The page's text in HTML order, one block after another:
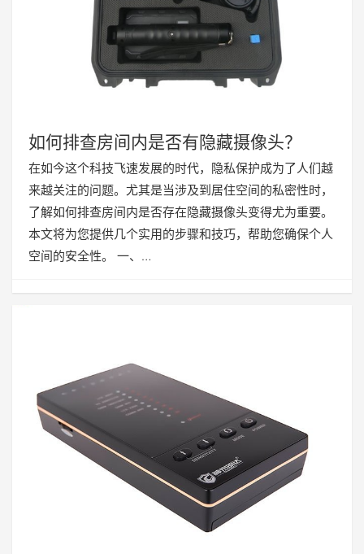
如何排查房间内是否有隐藏摄像头？
在如今这个科技飞速发展的时代，隐私保护成为了人们越
来越关注的问题。尤其是当涉及到居住空间的私密性时，
了解如何排查房间内是否存在隐藏摄像头变得尤为重要。
本文将为您提供几个实用的步骤和技巧，帮助您确保个人
空间的安全性。 一、…